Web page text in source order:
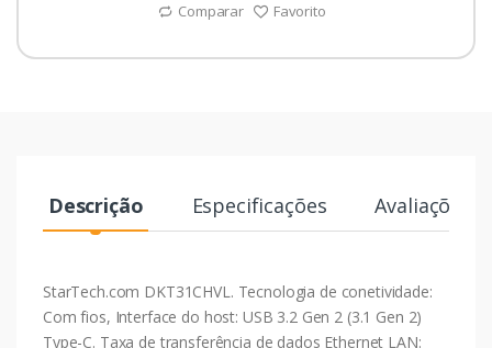
Comparar Favorito
Descrição Especificações Avaliações
StarTech.com DKT31CHVL. Tecnologia de conetividade:
Com fios, Interface do host: USB 3.2 Gen 2 (3.1 Gen 2)
Type-C. Taxa de transferência de dados Ethernet LAN: